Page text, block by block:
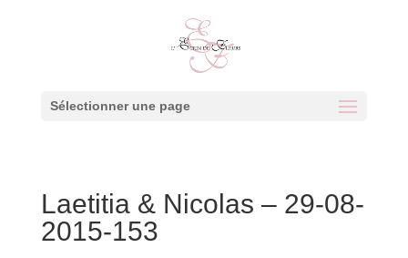
Sélectionner une page
Laetitia & Nicolas – 29-08-
2015-153